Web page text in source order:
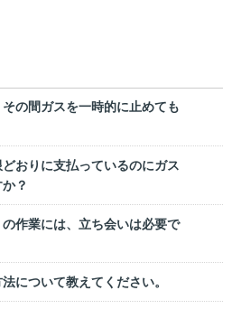
の間ガスを一時的に止めても
おりに支払っているのにガス
？
作業には、立ち会いは必要で
について教えてください。